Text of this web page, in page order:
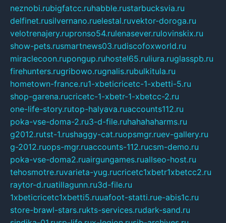
neznobi.rubigfatcc.ruhabble.rustarbucksvia.ru
delfinet.rusilvernano.ruelestal.ruvektor-doroga.ru
velotrenajery.rupronso54.rulenasever.rulovinskix.ru
show-pets.rusmartnews03.rudiscofoxworld.ru
miraclecoon.rupongup.ruhostel65.ruliura.ruglasspb.ru
firehunters.rugribowo.rugnalis.rubulkitula.ru
hometown-france.ru1-xbeticricetc-1-xbetti-5.ru
shop-garena.rucricetc-1-xbetr-1-xbetcc-2.ru
one-life-story.rutop-halyava.ruaccounts112.ru
poka-vse-doma-2.ru3-d-file.ruhahahaharms.ru
g2012.rutst-1.rushaggy-cat.ruopsmgr.ruev-gallery.ru
g-2012.ruops-mgr.ruaccounts-112.rucsm-demo.ru
poka-vse-doma2.ruairgungames.ruallseo-host.ru
tehosmotre.ruvarieta-yug.rucricetc1xbetr1xbetcc2.ru
raytor-d.ruatillagunn.ru3d-file.ru
1xbeticricetc1xbetti5.ruuafoot-statti.rue-abis1c.ru
store-brawl-stars.rukts-services.rudark-sand.ru